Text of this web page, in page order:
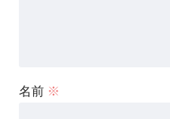
名前 ※